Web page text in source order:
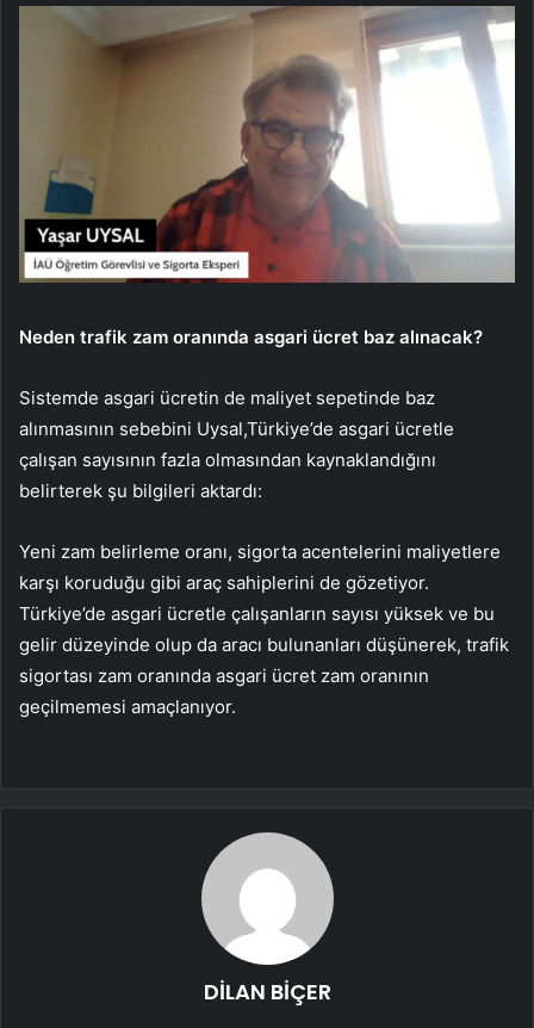
Neden trafik zam oranında asgari ücret baz alınacak?
Sistemde asgari ücretin de maliyet sepetinde baz
alınmasının sebebini Uysal,Türkiye’de asgari ücretle
çalışan sayısının fazla olmasından kaynaklandığını
belirterek şu bilgileri aktardı:
Yeni zam belirleme oranı, sigorta acentelerini maliyetlere
karşı koruduğu gibi araç sahiplerini de gözetiyor.
Türkiye’de asgari ücretle çalışanların sayısı yüksek ve bu
gelir düzeyinde olup da aracı bulunanları düşünerek, trafik
sigortası zam oranında asgari ücret zam oranının
geçilmemesi amaçlanıyor.
DİLAN BİÇER